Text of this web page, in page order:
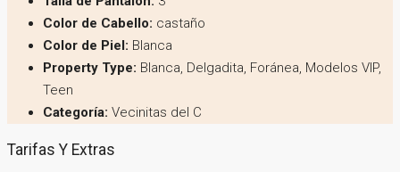
Color de Cabello: castaño
Color de Piel: Blanca
Property Type: Blanca, Delgadita, Foránea, Modelos VIP,
Teen
Categoría: Vecinitas del C
Tarifas Y Extras